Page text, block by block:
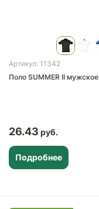
Артикул: 11342
Поло SUMMER II мужское
26.43
Подробнее